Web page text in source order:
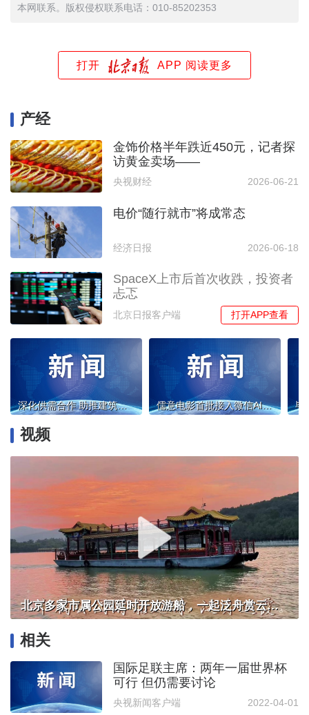
本网联系。版权侵权联系电话：010-85202353
打开 APP 阅读更多
产经
金饰价格半年跌近450元，记者探
访黄金卖场——
央视财经 2026-06-21
电价“随行就市”将成常态
经济日报 2026-06-18
SpaceX上市后首次收跌，投资者
忐忑
北京日报客户端 打开APP查看
深化供需合作 助推建筑业供应链高质量进阶 儒意电影首批接入微信AI生态 驱动观影全流程智能化升级
视频
北京多家市属公园延时开放游船，一起泛舟赏云霞！
相关
国际足联主席：两年一届世界杯
可行 但仍需要讨论
央视新闻客户端 2022-04-01